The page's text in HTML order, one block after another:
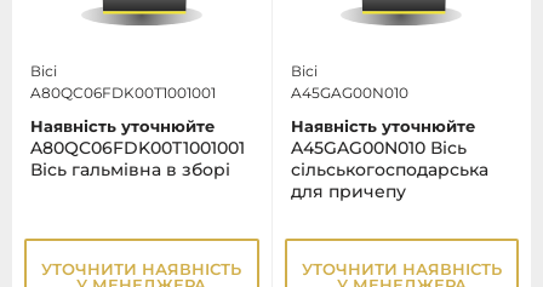
Вісі
A80QC06FDK00T1001001
Наявність уточнюйте
A80QC06FDK00T1001001
Вісь гальмівна в зборі
УТОЧНИТИ НАЯВНІСТЬ
Вісі
A45GAG00N010
Наявність уточнюйте
A45GAG00N010 Вісь
сільськогосподарська
для причепу
УТОЧНИТИ НАЯВНІСТЬ